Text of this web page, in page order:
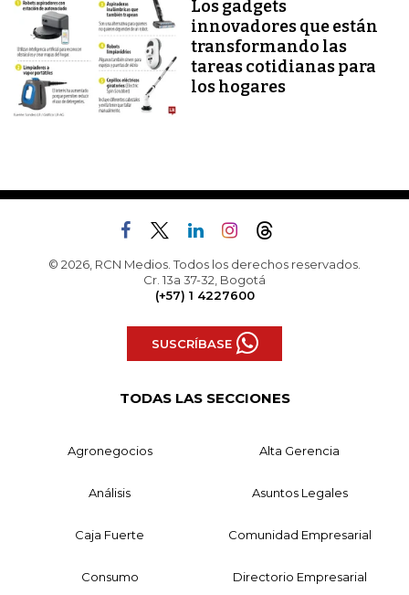
Los gadgets
innovadores que están
transformando las
tareas cotidianas para
los hogares
© 2026, RCN Medios. Todos los derechos reservados.
Cr. 13a 37-32, Bogotá
(+57) 1 4227600
SUSCRÍBASE
TODAS LAS SECCIONES
Agronegocios Alta Gerencia
Análisis Asuntos Legales
Caja Fuerte Comunidad Empresarial
Consumo Directorio Empresarial